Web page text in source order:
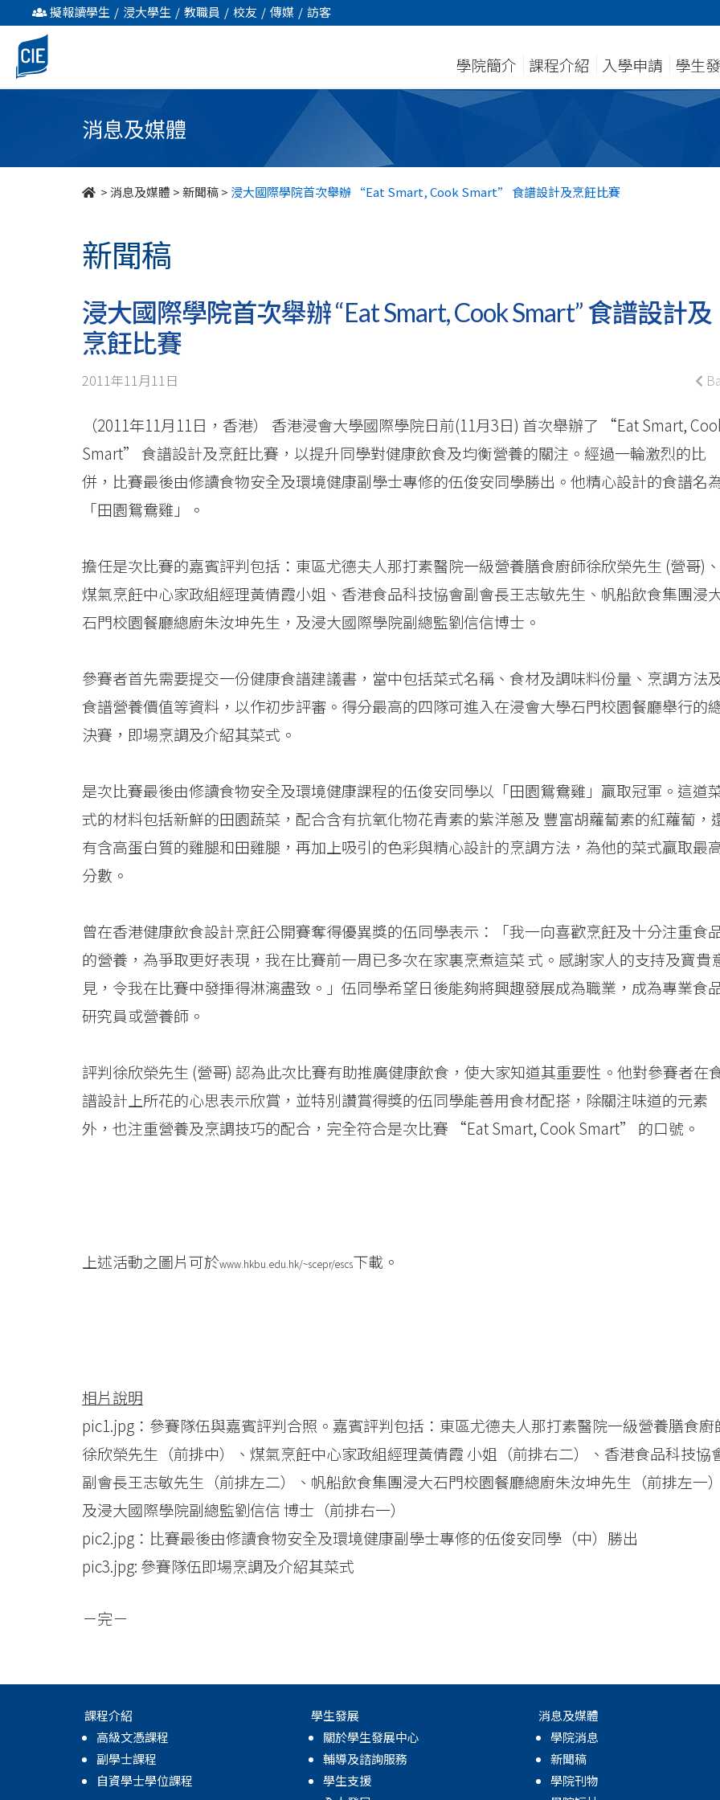
浸
大
國
Smart,
Smart”
擬報讀學生 / 浸大學生 / 教職員 / 校友 / 傳媒 / 訪客
學院簡介 課程介紹 入學申請 學生
消息及媒體
>消息及媒體 >新聞稿> 浸大國際學院首次舉辦 “Eat Smart, Cook Smart” 食譜設計及烹飪比賽
新聞稿
浸大國際學院首次舉辦 “Eat Smart, Cook Smart” 食譜設計及
烹飪比賽
2011年11月11日
（2011年11月11日，香港） 香港浸會大學國際學院日前(11月3日) 首次舉辦了 “Eat Smart,
Smart” 食譜設計及烹飪比賽，以提升同學對健康飲食及均衡營養的關注。經過一輪激烈的比
併，比賽最後由修讀食物安全及環境健康副學士專修的伍俊安同學勝出。他精心設計的食譜名
「田園鴛鴦雞」。
擔任是次比賽的嘉賓評判包括：東區尤德夫人那打素醫院一級營養膳食廚師徐欣榮先生 (營哥)、
煤氣烹飪中心家政組經理黃倩霞小姐、香港食品科技協會副會長王志敏先生、帆船飲食集團浸
石門校園餐廳總廚朱汝坤先生，及浸大國際學院副總監劉信信博士。
參賽者首先需要提交一份健康食譜建議書，當中包括菜式名稱、食材及調味料份量、烹調方法
食譜營養價值等資料，以作初步評審。得分最高的四隊可進入在浸會大學石門校園餐廳舉行的
決賽，即場烹調及介紹其菜式。
是次比賽最後由修讀食物安全及環境健康課程的伍俊安同學以「田園鴛鴦雞」贏取冠軍。這道
式的材料包括新鮮的田園蔬菜，配合含有抗氧化物花青素的紫洋蔥及 豐富胡蘿蔔素的紅蘿蔔，
有含高蛋白質的雞腿和田雞腿，再加上吸引的色彩與精心設計的烹調方法，為他的菜式贏取最
分數。
曾在香港健康飲食設計烹飪公開賽奪得優異獎的伍同學表示：「我一向喜歡烹飪及十分注重食
的營養，為爭取更好表現，我在比賽前一周已多次在家裏烹煮這菜 式。感謝家人的支持及寶貴
見，令我在比賽中發揮得淋漓盡致。」伍同學希望日後能夠將興趣發展成為職業，成為專業食
研究員或營養師。
評判徐欣榮先生 (營哥) 認為此次比賽有助推廣健康飲食，使大家知道其重要性。他對參賽者在
譜設計上所花的心思表示欣賞，並特別讚賞得獎的伍同學能善用食材配搭，除關注味道的元素
外，也注重營養及烹調技巧的配合，完全符合是次比賽 “Eat Smart, Cook Smart” 的口號。
上述活動之圖片可於www.hkbu.edu.hk/~scepr/escs下載。
相片說明
pic1.jpg：參賽隊伍與嘉賓評判合照。嘉賓評判包括：東區尤德夫人那打素醫院一級營養膳食廚
徐欣榮先生（前排中）、煤氣烹飪中心家政組經理黃倩霞 小姐（前排右二）、香港食品科技協
副會長王志敏先生（前排左二）、帆船飲食集團浸大石門校園餐廳總廚朱汝坤先生（前排左一）
及浸大國際學院副總監劉信信 博士（前排右一）
pic2.jpg：比賽最後由修讀食物安全及環境健康副學士專修的伍俊安同學（中）勝出
pic3.jpg: 參賽隊伍即場烹調及介紹其菜式
－完－
課程介紹
高級文憑課程
副學士課程
自資學士學位課程
學生發展
關於學生發展中心
輔導及諮詢服務
學生支援
消息及媒體
學院消息
新聞稿
學院刊物